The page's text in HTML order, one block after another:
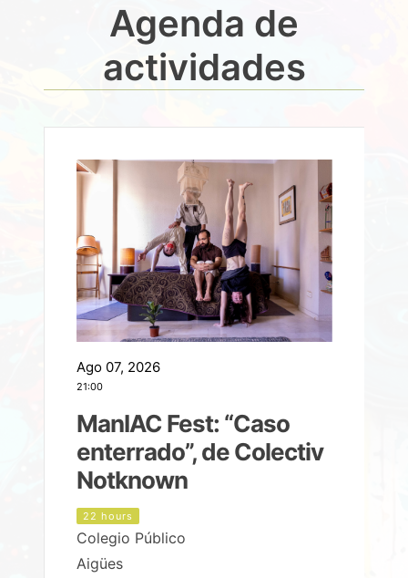
Agenda de
actividades
Ago 07, 2026
21:00
ManIAC Fest: “Caso
enterrado”, de Colectiv
Notknown
22 hours
Colegio Público
Aigües